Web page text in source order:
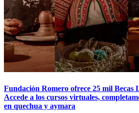
Fundación Romero ofrece 25 mil Becas
Accede a los cursos virtuales,
en quechua y aymara